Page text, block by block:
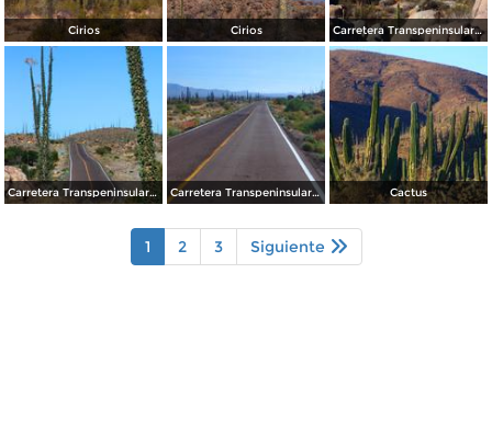
Cirios Cirios Carretera Transpeninsular (México - 1)
Carretera Transpeninsular (México - 1) Carretera Transpeninsular (México - 1) Cactus
1 2 3 Siguiente